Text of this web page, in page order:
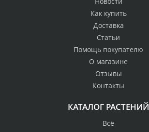
Как купить
Доставка
Статьи
Помощь покупателю
О магазине
Отзывы
Контакты
КАТАЛОГ РАСТЕНИЙ
Всё